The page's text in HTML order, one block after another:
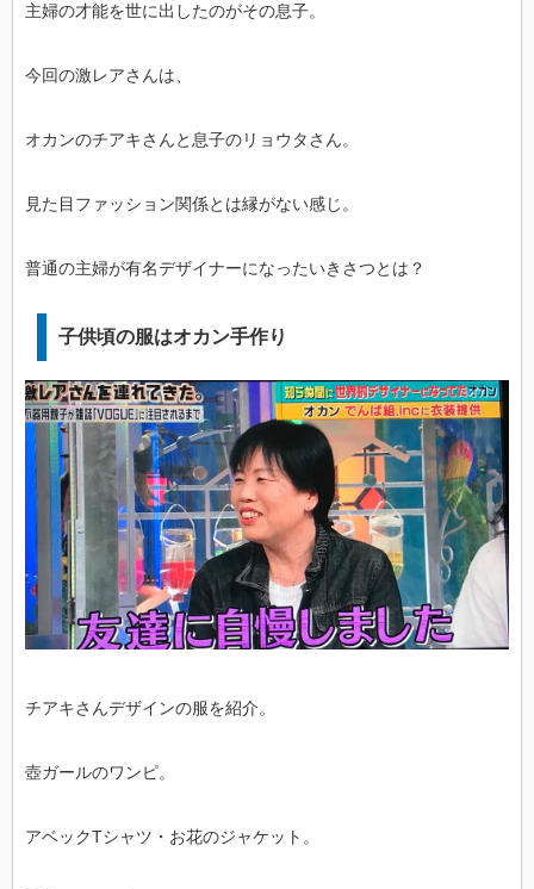
主婦の才能を世に出したのがその息子。
今回の激レアさんは、
オカンのチアキさんと息子のリョウタさん。
見た目ファッション関係とは縁がない感じ。
普通の主婦が有名デザイナーになったいきさつとは？
子供頃の服はオカン手作り
チアキさんデザインの服を紹介。
壺ガールのワンピ。
アベックTシャツ・お花のジャケット。